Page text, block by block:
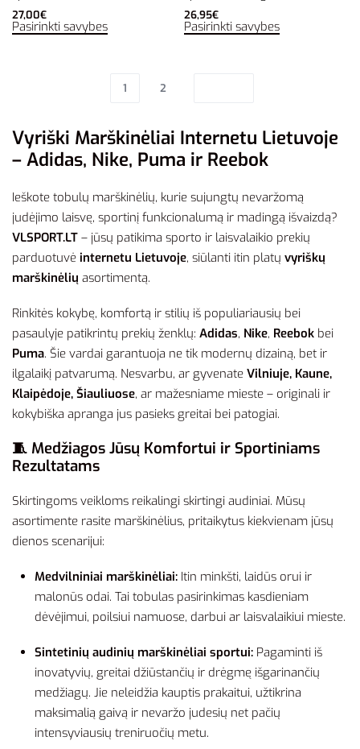
27,00€
Pasirinkti savybes
26,95€
Pasirinkti savybes
1 2
Vyriški Marškinėliai Internetu Lietuvoje
– Adidas, Nike, Puma ir Reebok
Ieškote tobulų marškinėlių, kurie sujungtų nevaržomą
judėjimo laisvę, sportinį funkcionalumą ir madingą išvaizdą?
VLSPORT.LT – jūsų patikima sporto ir laisvalaikio prekių
parduotuvė internetu Lietuvoje, siūlanti itin platų vyriškų
marškinėlių asortimentą.
Rinkitės kokybę, komfortą ir stilių iš populiariausių bei
pasaulyje patikrintų prekių ženklų: Adidas, Nike, Reebok bei
Puma. Šie vardai garantuoja ne tik modernų dizainą, bet ir
ilgalaikį patvarumą. Nesvarbu, ar gyvenate Vilniuje, Kaune,
Klaipėdoje, Šiauliuose, ar mažesniame mieste – originali ir
kokybiška apranga jus pasieks greitai bei patogiai.
🧵 Medžiagos Jūsų Komfortui ir Sportiniams
Rezultatams
Skirtingoms veikloms reikalingi skirtingi audiniai. Mūsų
asortimente rasite marškinėlius, pritaikytus kiekvienam jūsų
dienos scenarijui:
Medvilniniai marškinėliai: Itin minkšti, laidūs orui ir
malonūs odai. Tai tobulas pasirinkimas kasdieniam
dėvėjimui, poilsiui namuose, darbui ar laisvalaikiui mieste.
Sintetinių audinių marškinėliai sportui: Pagaminti iš
inovatyvių, greitai džiūstančių ir drėgmę išgarinančių
medžiagų. Jie neleidžia kauptis prakaitui, užtikrina
maksimalią gaivą ir nevaržo judesių net pačių
intensyviausių treniruočių metu.